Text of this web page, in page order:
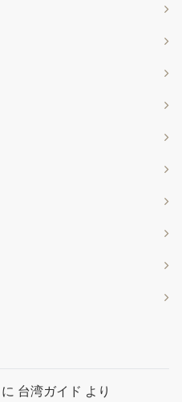
に 台湾ガイド より